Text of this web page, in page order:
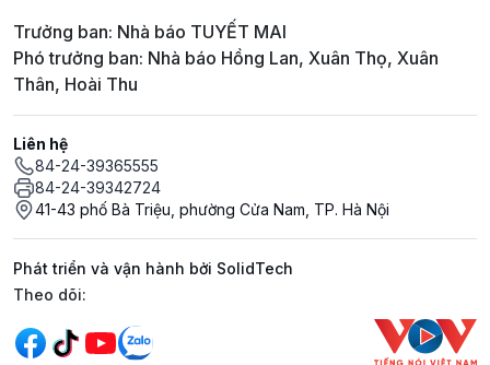
Trưởng ban: Nhà báo TUYẾT MAI
Phó trưởng ban: Nhà báo Hồng Lan, Xuân Thọ, Xuân
Thân, Hoài Thu
Liên hệ
84-24-39365555
84-24-39342724
41-43 phố Bà Triệu, phường Cửa Nam, TP. Hà Nội
Phát triển và vận hành bởi SolidTech
Mạng xã hội
Theo dõi: